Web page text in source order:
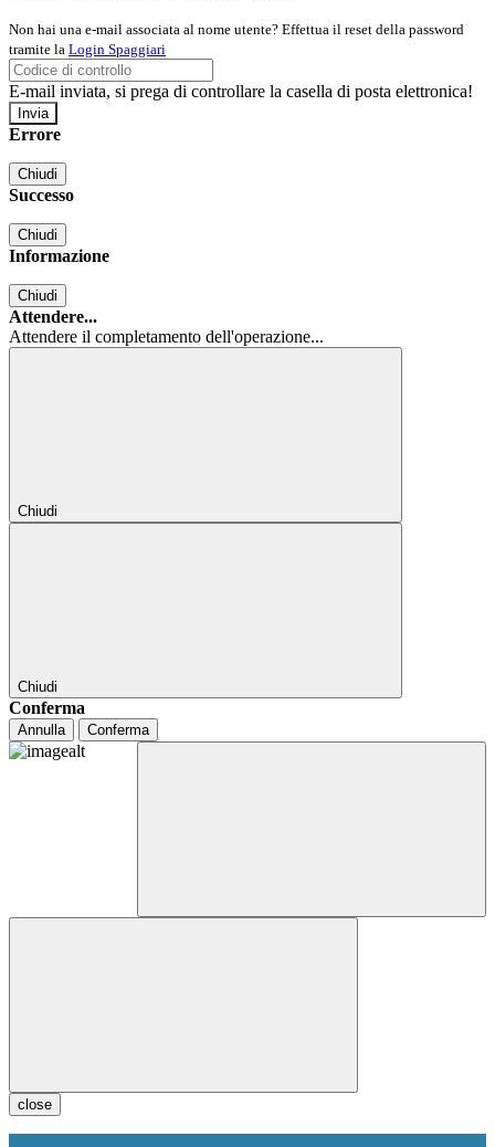
Non hai una e-mail associata al nome utente? Effettua il reset della password
tramite la Login Spaggiari
E-mail inviata, si prega di controllare la casella di posta elettronica!
Errore
Chiudi
Successo
Chiudi
Informazione
Chiudi
Attendere...
Attendere il completamento dell'operazione...
Chiudi
Chiudi
Conferma
Annulla Conferma
close